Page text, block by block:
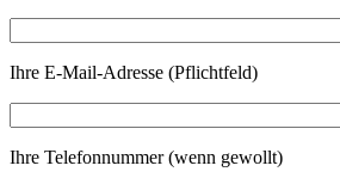
Ihre E-Mail-Adresse (Pflichtfeld)
Ihre Telefonnummer (wenn gewollt)